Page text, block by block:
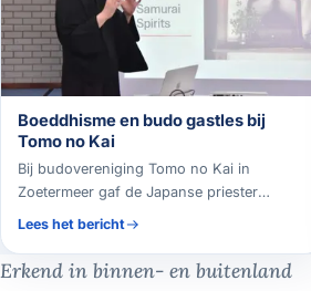
Boeddhisme en budo gastles bij
Tomo no Kai
Bij budovereniging Tomo no Kai in
Zoetermeer gaf de Japanse priester
Shinko Suzuki zaterdag 20 juni een
en budo. Karate- en iaidoleerlingen
Lees het bericht
Erkend in binnen- en buitenland